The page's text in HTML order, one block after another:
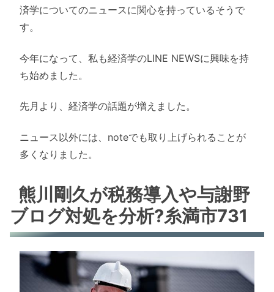
済学についてのニュースに関心を持っているそうで
す。
今年になって、私も経済学のLINE NEWSに興味を持
ち始めました。
先月より、経済学の話題が増えました。
ニュース以外には、noteでも取り上げられることが
多くなりました。
熊川剛久が税務導入や与謝野
ブログ対処を分析?糸満市731